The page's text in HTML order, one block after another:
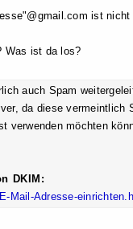
ist nicht
Was ist da los?
auch Spam
da diese vermeintlich
verwenden möchten
DKIM:
Mail-Adresse-